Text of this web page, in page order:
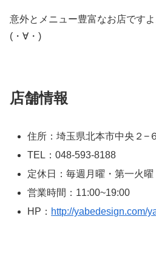
意外とメニュー豊富なお店です
(・∀・)
店舗情報
住所：埼玉県北本市中央２−
TEL：048-593-8188
定休日：毎週月曜・第一火曜
営業時間：11:00~19:00
HP： http://yabedesign.com/